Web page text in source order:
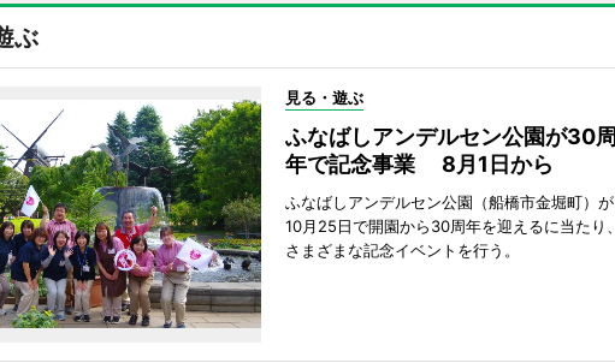
ぶ
見る・遊ぶ
ふなばしアンデルセン公園が30周
年で記念事業 8月1日から
ふなばしアンデルセン公園（船橋市金堀町）が
10月25日で開園から30周年を迎えるに当たり、
さまざまな記念イベントを行う。